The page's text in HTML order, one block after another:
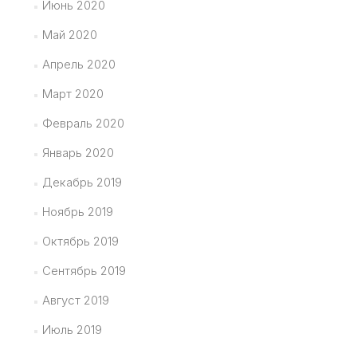
Июнь 2020
Май 2020
Апрель 2020
Март 2020
Февраль 2020
Январь 2020
Декабрь 2019
Ноябрь 2019
Октябрь 2019
Сентябрь 2019
Август 2019
Июль 2019